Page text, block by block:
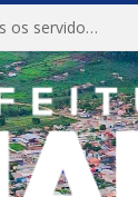
CONVITE A Prefeitura Municipal de Anapu convida todos os servidores públicos municipais para participarem da Audiência Pública de discussão da Lei de Diretrizes Orçamentárias (LDO), importante instrumento de planejamento das ações e investimentos da Administração Pública para o próximo exercício financeiro.